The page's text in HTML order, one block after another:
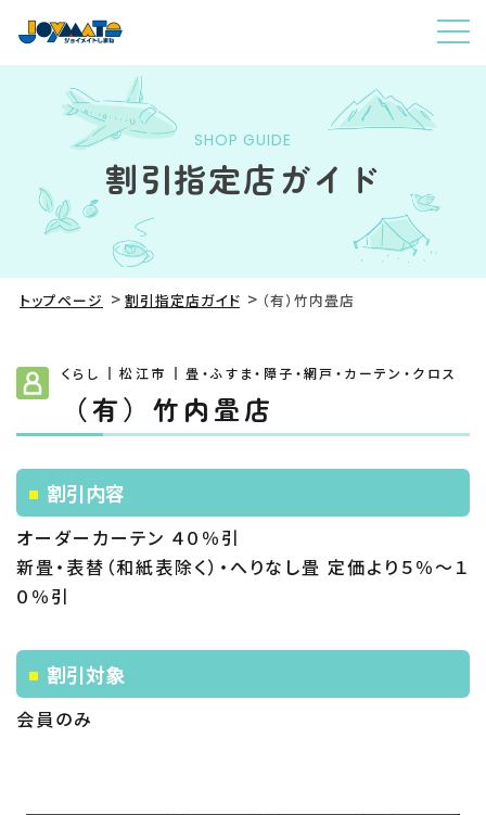
SHOP GUIDE
割引指定店ガイド
トップページ 割引指定店ガイド （有）竹内畳店
くらし 松江市 畳・ふすま・障子・網戸・カーテン・クロス
（有）竹内畳店
割引内容
オーダーカーテン ４０％引
新畳・表替（和紙表除く）・へりなし畳 定価より５％～１
０％引
割引対象
会員のみ